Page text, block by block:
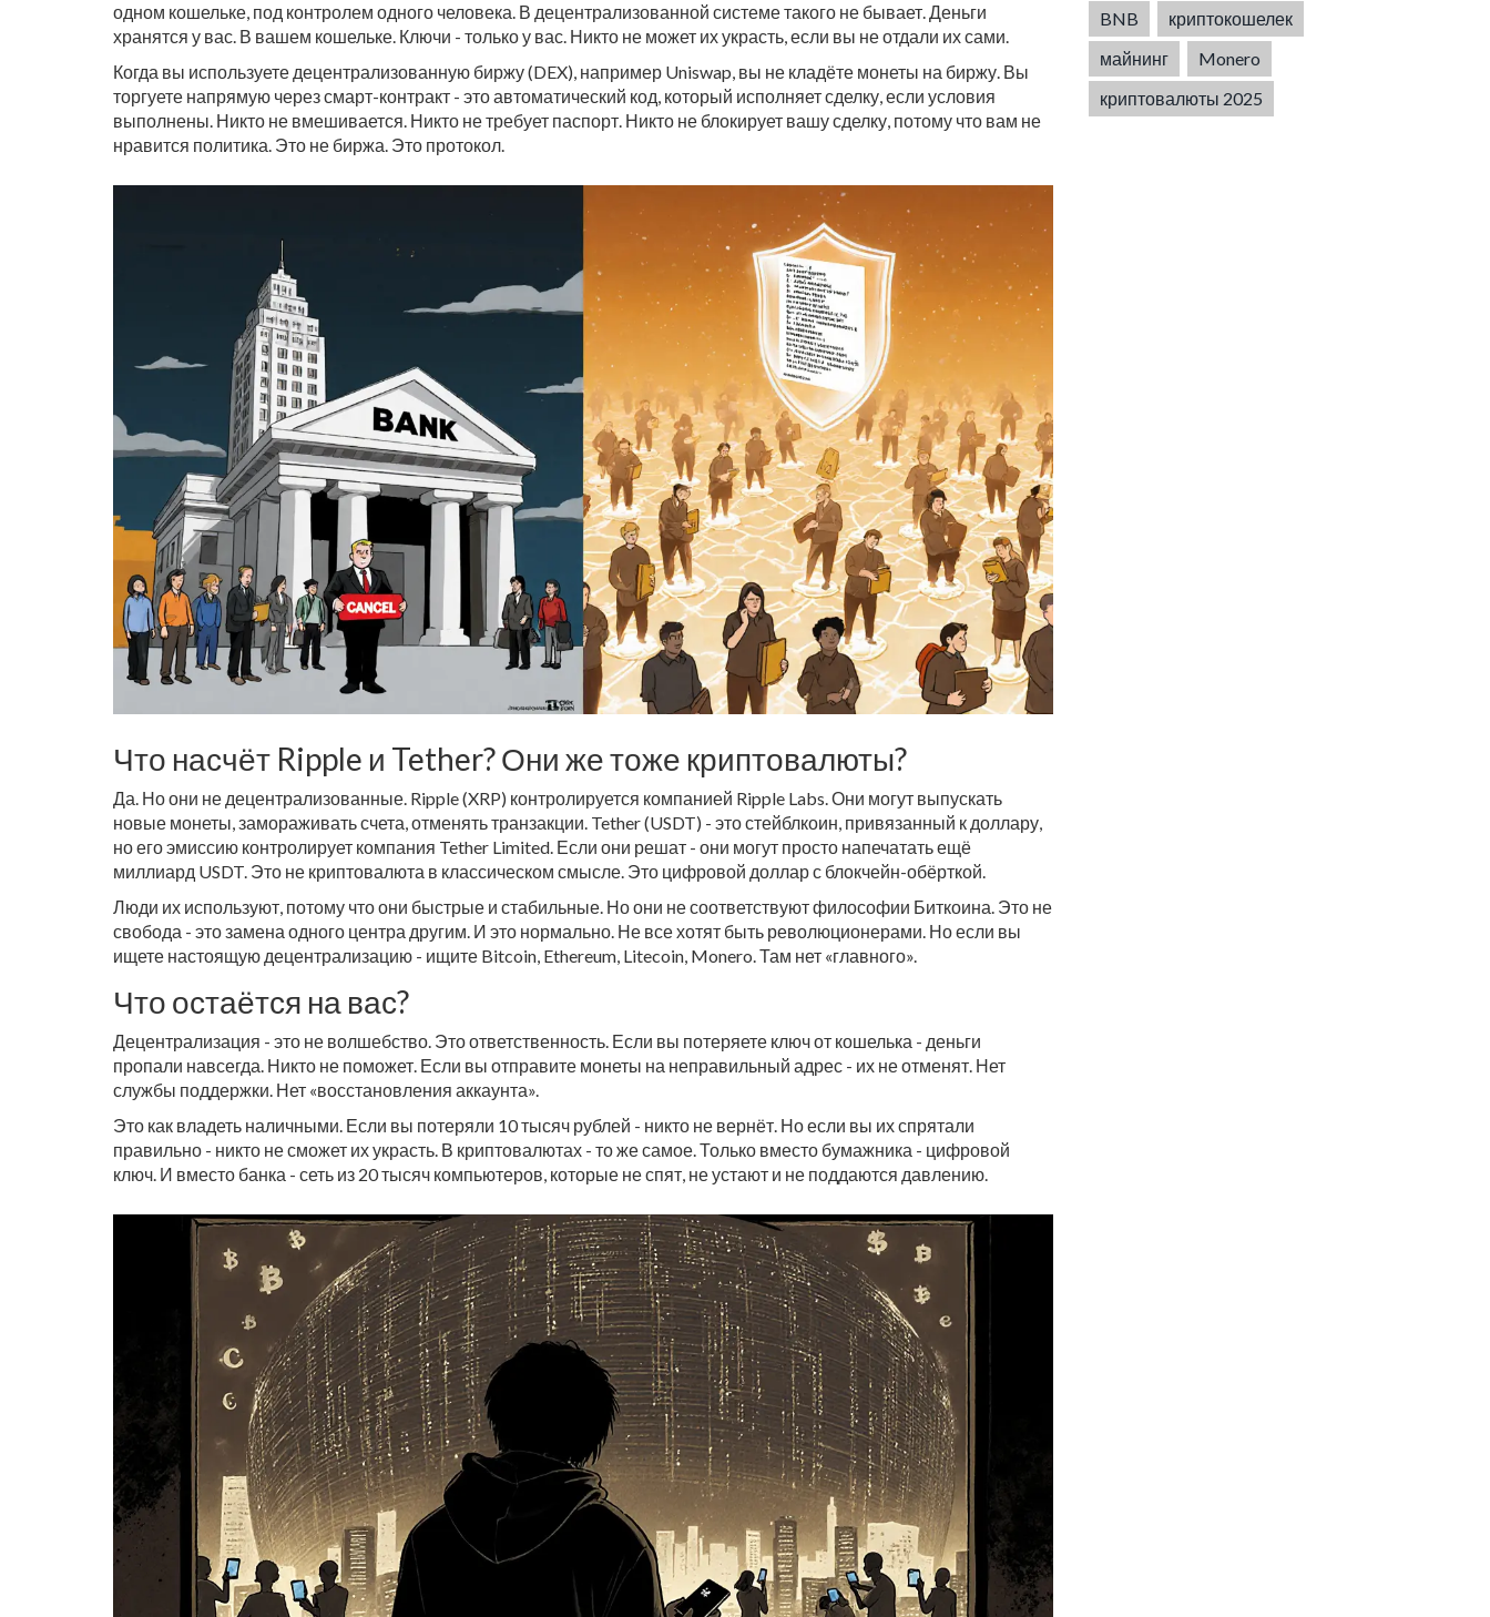
одном кошельке, под контролем одного человека. В децентрализованной системе такого не бывает. Деньги
хранятся у вас. В вашем кошельке. Ключи - только у вас. Никто не может их украсть, если вы не отдали их сами.
Когда вы используете децентрализованную биржу (DEX), например Uniswap, вы не кладёте монеты на биржу. Вы
торгуете напрямую через смарт-контракт - это автоматический код, который исполняет сделку, если условия
выполнены. Никто не вмешивается. Никто не требует паспорт. Никто не блокирует вашу сделку, потому что вам не
нравится политика. Это не биржа. Это протокол.
Что насчёт Ripple и Tether? Они же тоже криптовалюты?
Да. Но они не децентрализованные. Ripple (XRP) контролируется компанией Ripple Labs. Они могут выпускать
новые монеты, замораживать счета, отменять транзакции. Tether (USDT) - это стейблкоин, привязанный к доллару,
но его эмиссию контролирует компания Tether Limited. Если они решат - они могут просто напечатать ещё
миллиард USDT. Это не криптовалюта в классическом смысле. Это цифровой доллар с блокчейн-обёрткой.
Люди их используют, потому что они быстрые и стабильные. Но они не соответствуют философии Биткоина. Это не
свобода - это замена одного центра другим. И это нормально. Не все хотят быть революционерами. Но если вы
ищете настоящую децентрализацию - ищите Bitcoin, Ethereum, Litecoin, Monero. Там нет «главного».
Что остаётся на вас?
Децентрализация - это не волшебство. Это ответственность. Если вы потеряете ключ от кошелька - деньги
пропали навсегда. Никто не поможет. Если вы отправите монеты на неправильный адрес - их не отменят. Нет
службы поддержки. Нет «восстановления аккаунта».
Это как владеть наличными. Если вы потеряли 10 тысяч рублей - никто не вернёт. Но если вы их спрятали
правильно - никто не сможет их украсть. В криптовалютах - то же самое. Только вместо бумажника - цифровой
ключ. И вместо банка - сеть из 20 тысяч компьютеров, которые не спят, не устают и не поддаются давлению.
BNB
криптокошелек
майнинг
Monero
криптовалюты 2025